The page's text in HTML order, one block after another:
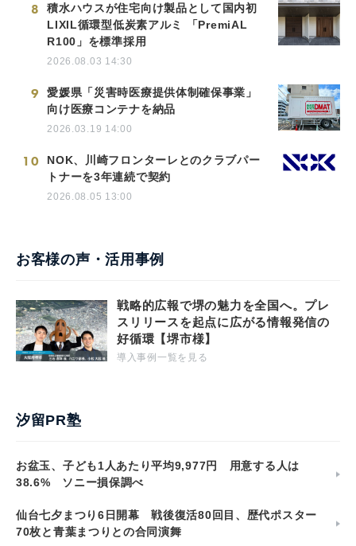
8
積水ハウスが住宅向け製品として国内初
LIXIL循環型低炭素アルミ 「PremiAL
R100」を標準採用
2026.08.03 14:30
9
愛媛県「災害時医療提供体制確保事業」
向け医療コンテナを納品
2026.03.19 14:00
10
NOK、川崎フロンターレとのクラブパー
トナーを3年連続で契約
2026.08.05 13:00
お客様の声・活用事例
戦略的広報で堺の魅力を全国へ。プレ
スリリースを起点に広がる情報発信の
好循環【堺市様】
導入事例一覧を見る
汐留PR塾
お盆玉、子ども1人あたり平均9,977円 用意する人は
38.6% ソニー損保調べ
仙台七夕まつり6日開幕 戦後復活80回目、歴代ポスター
70枚と青葉まつりとの合同演舞